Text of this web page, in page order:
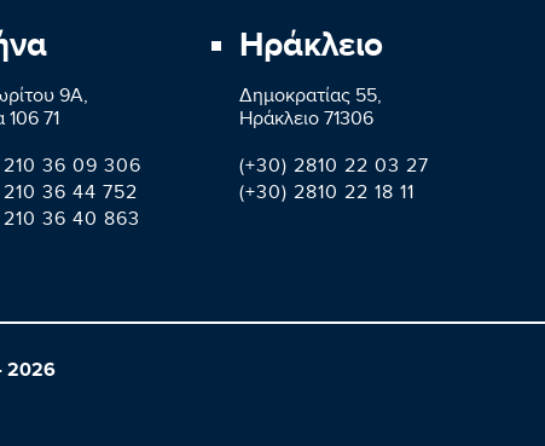
9A,
106 71
36 09 306
36 44 752
36 40 863
Ηράκλειο
Δημοκρατίας 55,
Ηράκλειο 71306
(+30) 2810 22 03 27
(+30) 2810 22 18 11
2026